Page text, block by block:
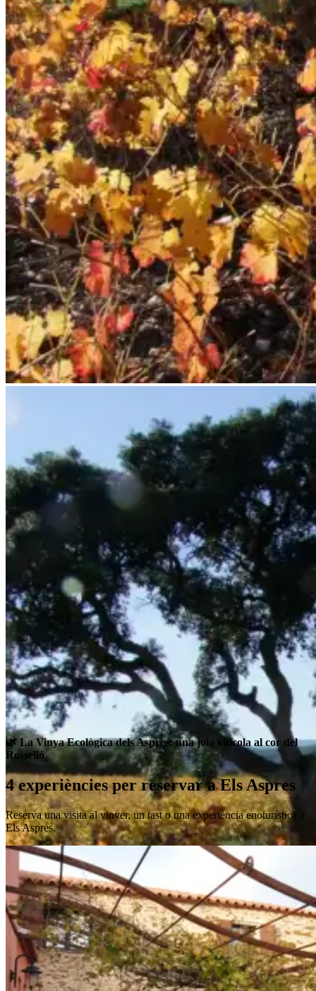
🌿 La Vinya Ecològica dels Aspres: una joia vitícola al cor del
Rosselló
4 experiències per reservar a Els Aspres
Reserva una visita al vinyer, un tast o una experiència enoturística a
Els Aspres.